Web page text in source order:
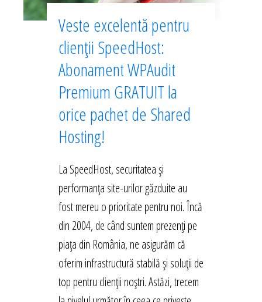
Veste excelentă pentru
clienții SpeedHost:
Abonament WPAudit
Premium GRATUIT la
orice pachet de Shared
Hosting!
La SpeedHost, securitatea și
performanța site-urilor găzduite au
fost mereu o prioritate pentru noi. Încă
din 2004, de când suntem prezenți pe
piața din România, ne asigurăm că
oferim infrastructură stabilă și soluții de
top pentru clienții noștri. Astăzi, trecem